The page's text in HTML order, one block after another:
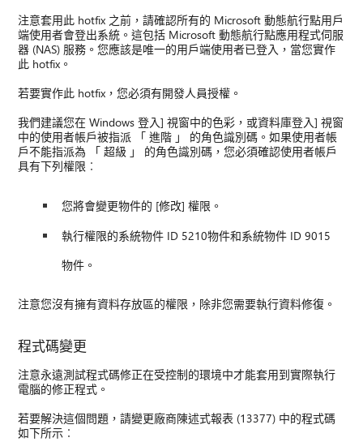
注意套用此 hotfix 之前，請確認所有的 Microsoft 動態航行點用戶
端使用者會登出系統。這包括 Microsoft 動態航行點應用程式伺服
器 (NAS) 服務。您應該是唯一的用戶端使用者已登入，當您實作
此 hotfix。
若要實作此 hotfix，您必須有開發人員授權。
我們建議您在 Windows 登入] 視窗中的色彩，或資料庫登入] 視窗
中的使用者帳戶被指派 「 進階 」 的角色識別碼。如果使用者帳
戶不能指派為 「 超級 」 的角色識別碼，您必須確認使用者帳戶
具有下列權限︰
您將會變更物件的 [修改] 權限。
執行權限的系統物件 ID 5210物件和系統物件 ID 9015
物件。
注意您沒有擁有資料存放區的權限，除非您需要執行資料修復。
程式碼變更
注意永遠測試程式碼修正在受控制的環境中才能套用到實際執行
電腦的修正程式。
若要解決這個問題，請變更廠商陳述式報表 (13377) 中的程式碼
如下所示︰